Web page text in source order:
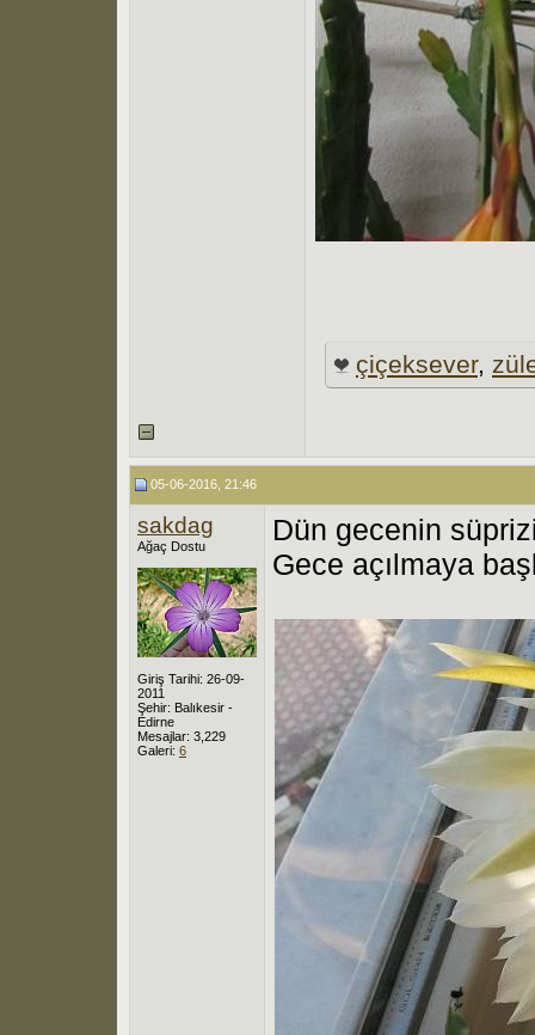
çiçeksever,
05-06-2016, 21:46
sakdag
Ağaç Dostu
Giriş Tarihi: 26-09-
2011
Şehir: Balıkesir -
Edirne
Mesajlar: 3,229
Galeri: 6
Dün gecenin
Gece açılmaya